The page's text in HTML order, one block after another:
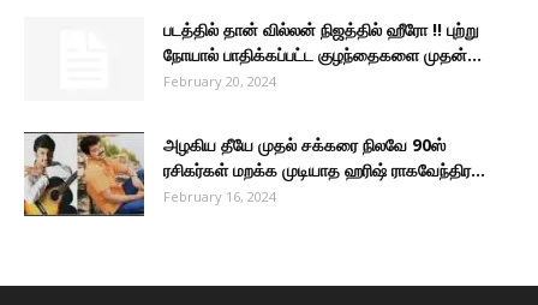
படத்தில் தான் வில்லன் நிஜத்தில் ஹீரோ !! புற்று
நோயால் பாதிக்கப்பட்ட குழந்தைகளை முதன்...
February 20, 2024
அழகிய தீயே முதல் சக்கரை நிலவே 90ஸ்
ரசிகர்கள் மறக்க முடியாத ஹரிஷ் ராகவேந்திர...
February 16, 2024